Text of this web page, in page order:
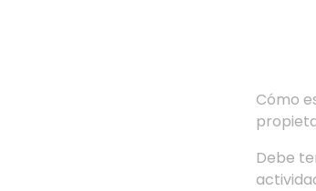
Cómo
Debe